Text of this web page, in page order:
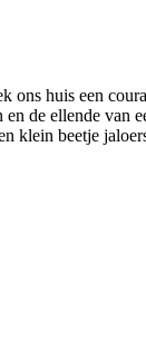
huis een
de ellende van
klein beetje